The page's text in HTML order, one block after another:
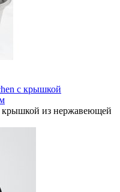
с крышкой
из нержавеющей